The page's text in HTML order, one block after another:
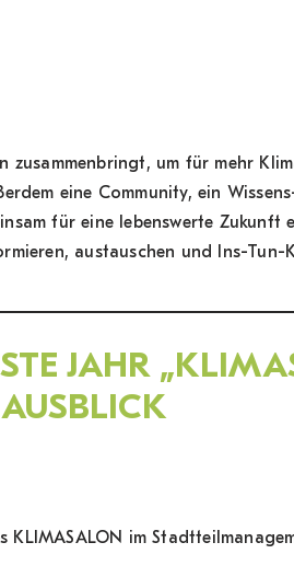
zusammenbringt, um für mehr
eine Community, ein
für eine lebenswerte Zukunft
austauschen und Ins-Tun-
JAHR
im